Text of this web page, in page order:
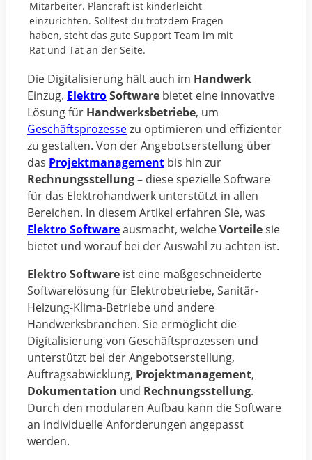
Mitarbeiter. Plancraft ist kinderleicht
einzurichten. Solltest du trotzdem Fragen
haben, steht das gute Support Team im mit
Rat und Tat an der Seite.
Die Digitalisierung hält auch im Handwerk
Einzug. ElektroSoftware bietet eine innovative
Lösung für Handwerksbetriebe, um
Geschäftsprozessezu optimieren und effizienter
zu gestalten. Von der Angebotserstellung über
das Projektmanagement bis hin zur
Rechnungsstellung– diese spezielle Software
für das Elektrohandwerk unterstützt in allen
Bereichen. In diesem Artikel erfahren Sie, was
Elektro Softwareausmacht, welcheVorteilesie
bietet und worauf bei der Auswahl zu achten ist.
Elektro Software ist eine maßgeschneiderte
Softwarelösung für Elektrobetriebe, Sanitär-
Heizung-Klima-Betriebe und andere
Handwerksbranchen. Sie ermöglicht die
Digitalisierung von Geschäftsprozessen und
unterstützt bei der Angebotserstellung,
Auftragsabwicklung, Projektmanagement,
Dokumentation und Rechnungsstellung.
Durch den modularen Aufbau kann die Software
an individuelle Anforderungen angepasst
werden.